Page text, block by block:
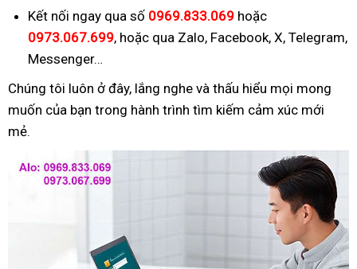
Kết nối ngay qua số 0969.833.069 hoặc
0973.067.699, hoặc qua Zalo, Facebook, X, Telegram,
Messenger…
Chúng tôi luôn ở đây, lắng nghe và thấu hiểu mọi mong
muốn của bạn trong hành trình tìm kiếm cảm xúc mới
mẻ.